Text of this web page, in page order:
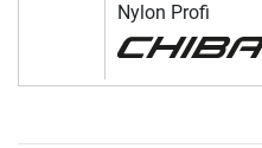
Nylon Profi